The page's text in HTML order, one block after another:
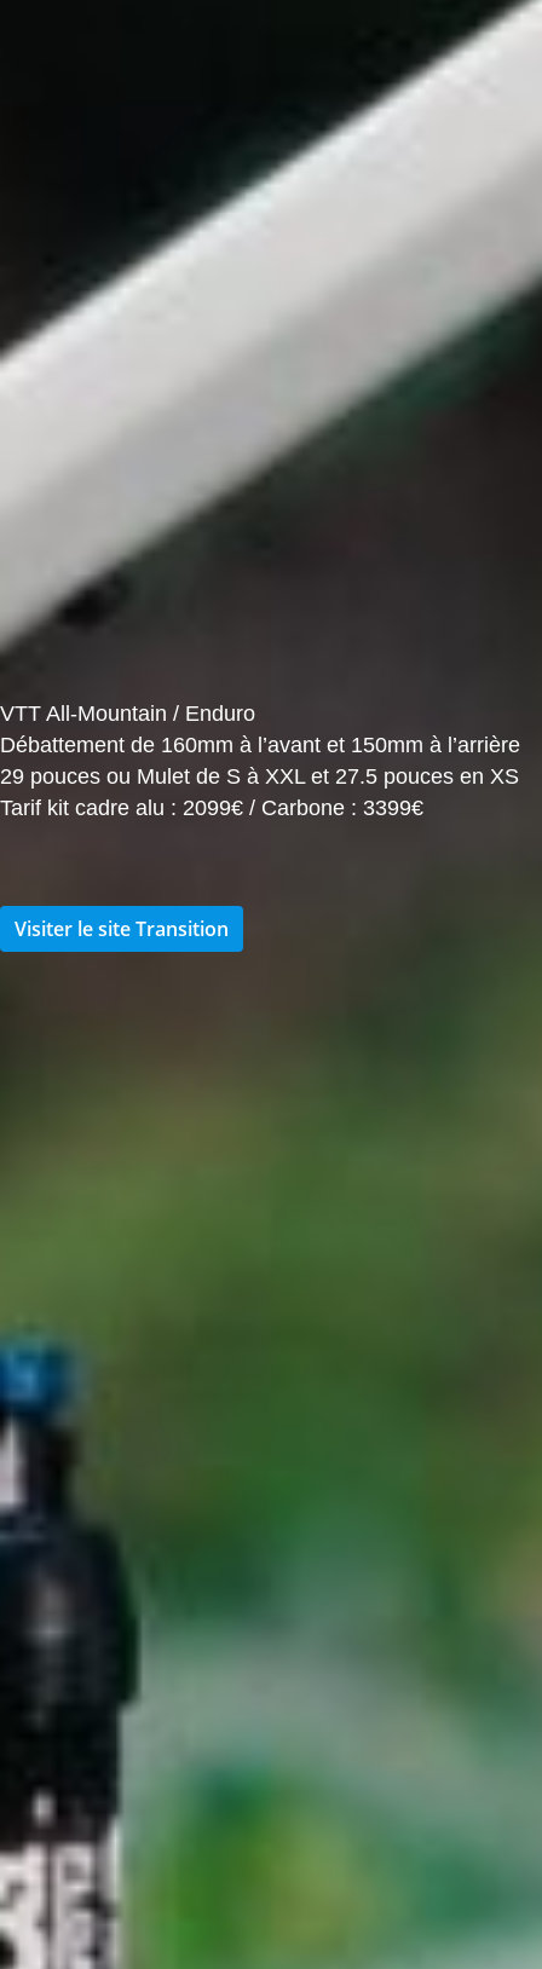
VTT All-Mountain / Enduro
Débattement de 160mm à l’avant et 150mm à l’arrière
29 pouces ou Mulet de S à XXL et 27.5 pouces en XS
Tarif kit cadre alu : 2099€ / Carbone : 3399€
Visiter le site Transition